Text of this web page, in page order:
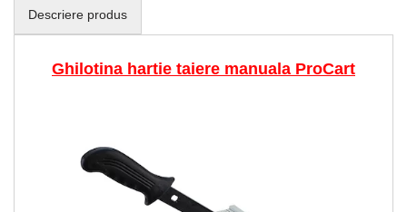
Descriere produs
Ghilotina hartie taiere manuala ProCart